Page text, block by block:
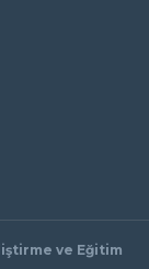
ve Eğitim